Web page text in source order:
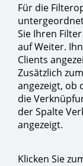
Für die
Sie Ihren
auf Weiter.
Clients
Zusätzlich
angezeigt, ob
die
der Spalte
angezeigt.
Klicken Sie